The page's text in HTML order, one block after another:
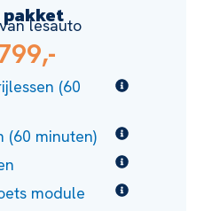
pakket
lesauto
(60
(60 minuten)
module